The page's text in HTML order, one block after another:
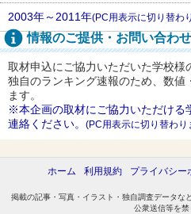
2003年～2011年(PC用表示に切り替わ
情報のご提供・お問い合わせ
取材申込にご協力いただいた学校様
独自のランキング速報のため、数値
ます。
※本企画の取材にご協力いただける
連絡ください。 (PC用表示に切り替わり
ホーム 利用規約 プライバシー
掲載の記事・写真・イラスト・独自調査データな
公衆送信等を禁